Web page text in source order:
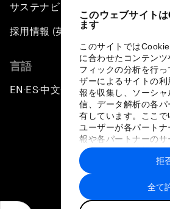
このウェブサイト
ます
このサイトでは
に合わせたコンテン
フィックの分析を行
ザーによるサイトの
報を収集し、ソーシ
信、データ解析の各
有しています。ここで
ユーザーが各パート
報や各パートナーの
に収集された情報と
トナーによって使用さ
す。
全て
拒
サステナビリティへの取り組み
採用情報 (英語のみ)
言語
EN ▪ES▪中文▪ 日本語
プライバシーポリシー
サイトマップ